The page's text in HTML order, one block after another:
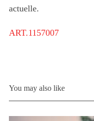
actuelle.
ART.1157007
You may also like